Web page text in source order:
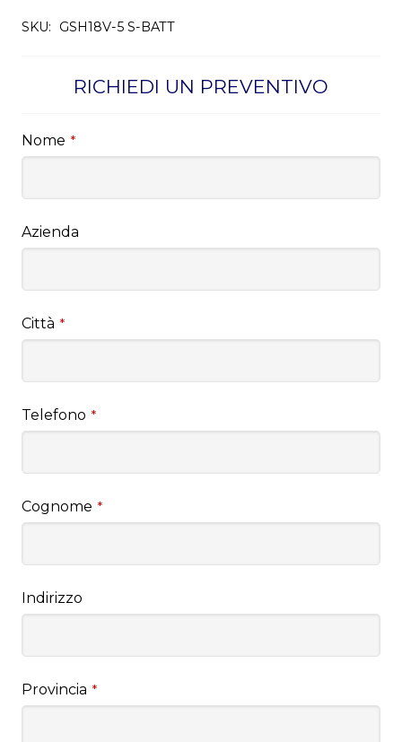
SKU: GSH18V-5 S-BATT
RICHIEDI UN PREVENTIVO
Nome *
Azienda
Città *
Telefono *
Cognome *
Indirizzo
Provincia *